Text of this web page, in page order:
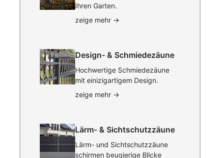
Ihren Garten.
zeige mehr →
Design- & Schmiedezäune
Hochwertige Schmiedezäune
mit einizigartigem Design.
zeige mehr →
Lärm- & Sichtschutzzäune
Lärm- und Sichtschutzzäune
schirmen beugierige Blicke